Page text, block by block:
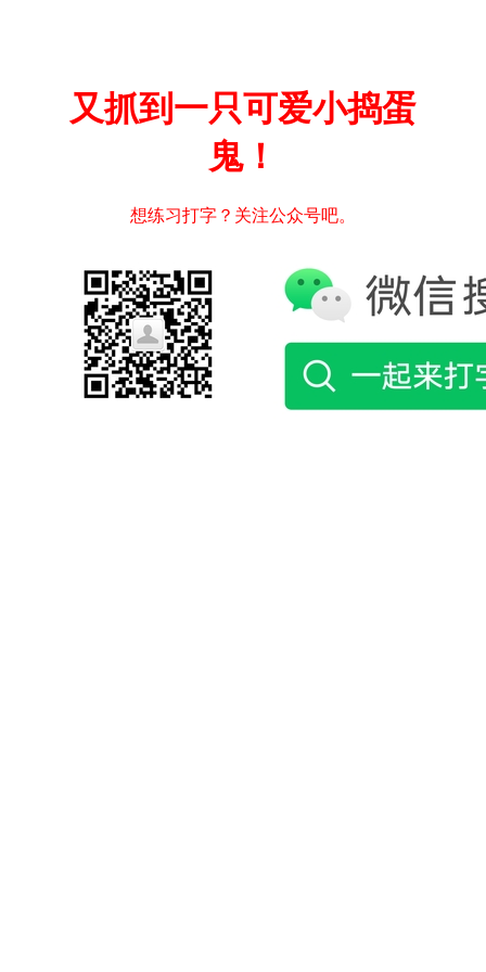
又抓到一只可爱小捣蛋
鬼！
想练习打字？关注公众号吧。